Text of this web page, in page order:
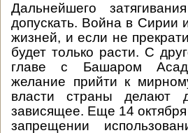
Дальнейшего
допускать. Война в Сирии
жизней, и если не
будет только расти. С
главе с Башаром
желание прийти к
власти страны делают
зависящее. Еще 14
запрещении